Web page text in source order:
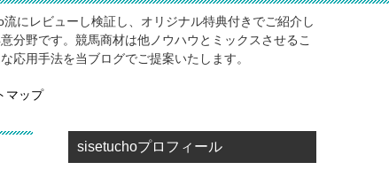
にレビューし検証し、オリジナル特典付きでご紹介し
分野です。競馬商材は他ノウハウとミックスさせるこ
応用手法を当ブログでご提案いたします。
マップ
sisetuchoプロフィール